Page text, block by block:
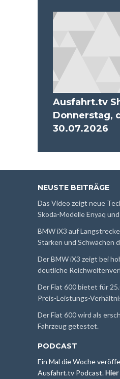
Ausfahrt.tv
Donnerstag,
30.07.2026
NEUSTE BEITRÄGE
Das Video zeigt neue
Skoda-Modelle Enyaq
BMW iX3 auf
Stärken und Schwächen
Der BMW iX3 zeigt bei
deutliche
Der Fiat 600 bietet für
Preis-Leistungs-
Der Fiat 600 wird als
Fahrzeug getestet.
PODCAST
Ein Mal die Woche
Ausfahrt.tv Podcast.